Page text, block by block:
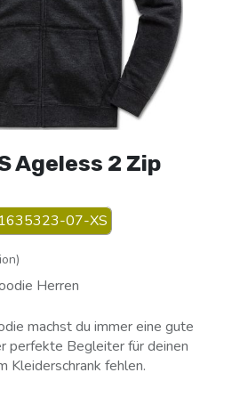
Ageless 2 Zip
07-XS
Herren
machst du immer eine gute
perfekte Begleiter für deinen
Kleiderschrank fehlen.